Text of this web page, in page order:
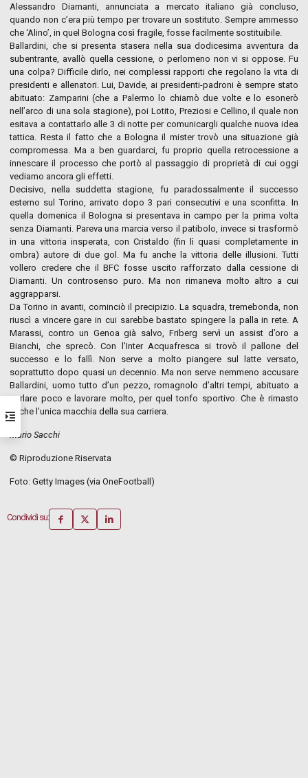
Alessandro Diamanti, annunciata a mercato italiano già concluso,
quando non c’era più tempo per trovare un sostituto. Sempre ammesso
che ‘Alino’, in quel Bologna così fragile, fosse facilmente sostituibile.
Ballardini, che si presenta stasera nella sua dodicesima avventura da
subentrante, avallò quella cessione, o perlomeno non vi si oppose. Fu
una colpa? Difficile dirlo, nei complessi rapporti che regolano la vita di
presidenti e allenatori. Lui, Davide, ai presidenti-padroni è sempre stato
abituato: Zamparini (che a Palermo lo chiamò due volte e lo esonerò
nell’arco di una sola stagione), poi Lotito, Preziosi e Cellino, il quale non
esitava a contattarlo alle 3 di notte per comunicargli qualche nuova idea
tattica. Resta il fatto che a Bologna il mister trovò una situazione già
compromessa. Ma a ben guardarci, fu proprio quella retrocessione a
innescare il processo che portò al passaggio di proprietà di cui oggi
vediamo ancora gli effetti.
Decisivo, nella suddetta stagione, fu paradossalmente il successo
esterno sul Torino, arrivato dopo 3 pari consecutivi e una sconfitta. In
quella domenica il Bologna si presentava in campo per la prima volta
senza Diamanti. Pareva una marcia verso il patibolo, invece si trasformò
in una vittoria insperata, con Cristaldo (fin lì quasi completamente in
ombra) autore di due gol. Ma fu anche la vittoria delle illusioni. Tutti
vollero credere che il BFC fosse uscito rafforzato dalla cessione di
Diamanti. Un controsenso puro. Ma non rimaneva molto altro a cui
aggrapparsi.
Da Torino in avanti, cominciò il precipizio. La squadra, tremebonda, non
riuscì a vincere gare in cui sarebbe bastato spingere la palla in rete. A
Marassi, contro un Genoa già salvo, Friberg servì un assist d’oro a
Bianchi, che sprecò. Con l’Inter Acquafresca si trovò il pallone del
successo e lo fallì. Non serve a molto piangere sul latte versato,
soprattutto dopo quasi un decennio. Ma non serve nemmeno accusare
Ballardini, uomo tutto d’un pezzo, romagnolo d’altri tempi, abituato a
parlare poco e lavorare molto, per quel tonfo sportivo. Che è rimasto
anche l’unica macchia della sua carriera.
Mario Sacchi
© Riproduzione Riservata
Foto: Getty Images (via OneFootball)
Condividi su: